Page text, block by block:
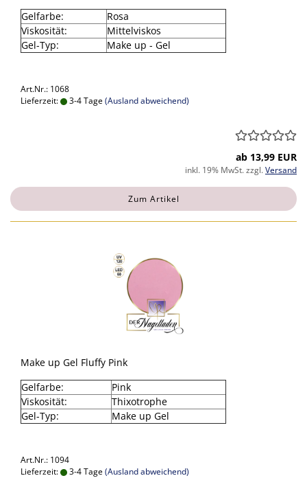
Gelfarbe:
Rosa
Viskosität:
Mittelviskos
Gel-Typ:
Make up - Gel
Art.Nr.: 1068
Lieferzeit:
3-4 Tage(Ausland abweichend)
ab 13,99 EUR
inkl. 19% MwSt. zzgl.Versand
Zum Artikel
Make up Gel Fluffy Pink
Gelfarbe:
Pink
Viskosität:
Thixotrophe
Gel-Typ:
Make up Gel
Art.Nr.: 1094
Lieferzeit:
3-4 Tage(Ausland abweichend)